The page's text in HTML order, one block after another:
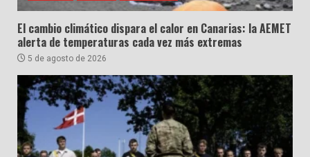
El cambio climático dispara el calor en Canarias: la AEMET
alerta de temperaturas cada vez más extremas
5 de agosto de 2026